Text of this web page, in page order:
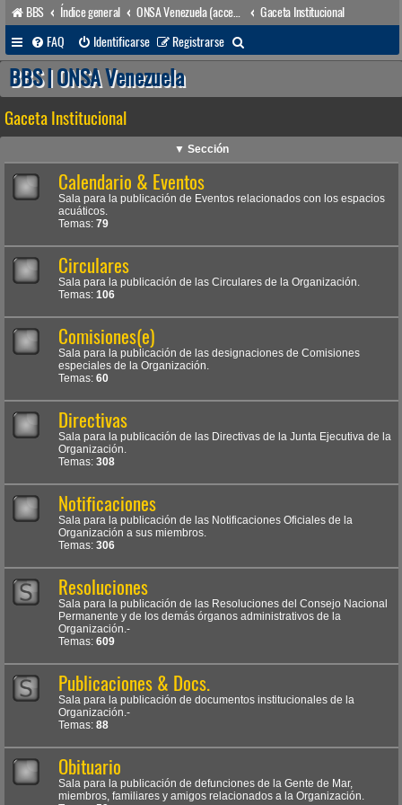
BBS Índice general ONSA Venezuela (acceso público)
Gaceta Institucional
FAQ
Identificarse Registrarse
u
a
r
BBS | ONSA Venezuela
Gaceta Institucional
▼ Sección
Calendario & Eventos
Sala para la publicación de Eventos relacionados con los espacios
acuáticos.
Temas: 79
Circulares
Sala para la publicación de las Circulares de la Organización.
Temas: 106
Comisiones(e)
Sala para la publicación de las designaciones de Comisiones
especiales de la Organización.
Temas: 60
Directivas
Sala para la publicación de las Directivas de la Junta Ejecutiva de la
Organización.
Temas: 308
Notificaciones
Sala para la publicación de las Notificaciones Oficiales de la
Organización a sus miembros.
Temas: 306
Resoluciones
Sala para la publicación de las Resoluciones del Consejo Nacional
Permanente y de los demás órganos administrativos de la
Organización.-
Temas: 609
Publicaciones & Docs.
Sala para la publicación de documentos institucionales de la
Organización.-
Temas: 88
Obituario
Sala para la publicación de defunciones de la Gente de Mar,
miembros, familiares y amigos relacionados a la Organización.